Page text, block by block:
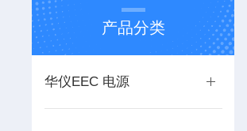
产品分类
华仪EEC 电源